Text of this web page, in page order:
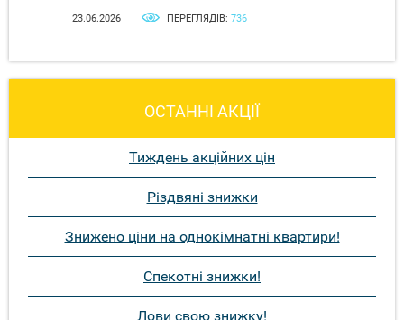
23.06.2026 ПЕРЕГЛЯДІВ: 736
ОСТАННІ АКЦІЇ
Тиждень акційних цін
Різдвяні знижки
Знижено ціни на однокімнатні квартири!
Спекотні знижки!
Лови свою знижку!